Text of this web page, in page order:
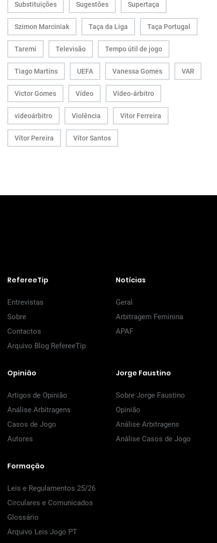
Substituições Sugestões Supertaça
Szimon Marciniak Taça da Liga Taça Portugal
Taremi Televisão Tempo útil de jogo
Tiago Martins UEFA Vanessa Gomes VAR
Victor Gomes Vídeo Vídeo-árbitro
videoárbitro Violência Vitor Ferreira
Vítor Pereira Vítor Santos
RefereeTip
Entrevistas
Sobre
Contactos
Arquivo Blog RefereeTip
Notícias
Geral
Arbitragem Feminina
APAF
Opinião
Artigos de Opinião
Análise Arbitragens
Casos de Jogo
Autores
Jorge Faustino
Sobre Jorge Faustino
Opinião
Análise Arbitragens
Análise Casos de Jogo
Formação
Leis e Regulamentos 25/26
Circulares e Comunicados
Glossário
Arquivo Leis Jogo PT